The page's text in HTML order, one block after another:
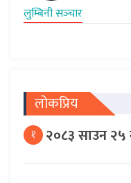
लुम्बिनी सञ्‍चार
लोकप्रिय
१ २०८३ साउन